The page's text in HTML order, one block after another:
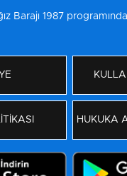
Barajı 1987
HUKUKA